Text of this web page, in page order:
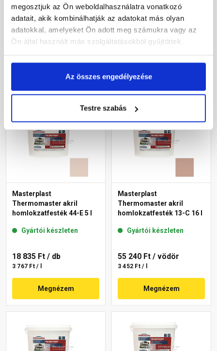
megosztjuk az Ön weboldalhasználatra vonatkozó
adatait, akik kombinálhatják az adatokat más olyan
adatokkal, amelyeket Ön adott meg számukra vagy az
Ön által használt más szolgáltatásokból gyűjtöttek.
Az összes engedélyezése
Testre szabás
6941 intense 15 l
Rendelésre
homlokzatfesték 49-E 16 l
Gyártói készleten
Masterplast
Thermomaster akril
homlokzatfesték 44-E 5 l
Gyártói készleten
18 835 Ft / db
3 767 Ft / l
Megnézem
Masterplast
Thermomaster akril
homlokzatfesték 13-C 16 l
Gyártói készleten
55 240 Ft / vödör
3 452 Ft / l
Megnézem